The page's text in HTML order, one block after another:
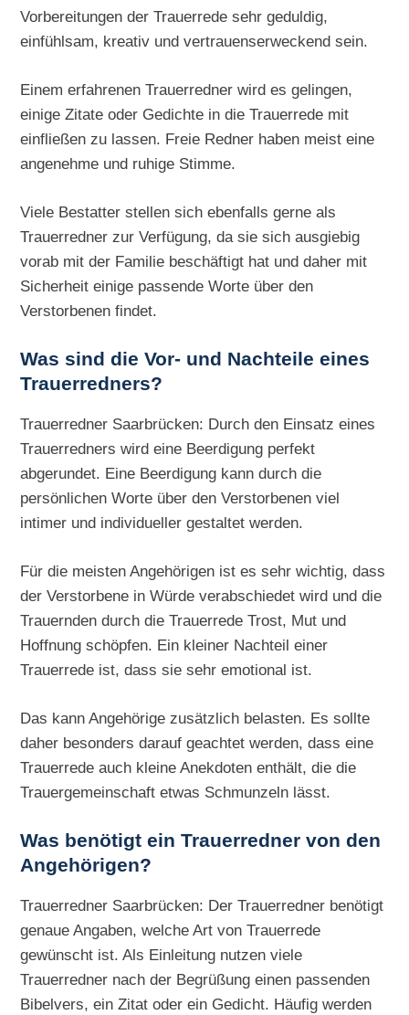
Vorbereitungen der Trauerrede sehr geduldig,
einfühlsam, kreativ und vertrauenserweckend sein.
Einem erfahrenen Trauerredner wird es gelingen,
einige Zitate oder Gedichte in die Trauerrede mit
einfließen zu lassen. Freie Redner haben meist eine
angenehme und ruhige Stimme.
Viele Bestatter stellen sich ebenfalls gerne als
Trauerredner zur Verfügung, da sie sich ausgiebig
vorab mit der Familie beschäftigt hat und daher mit
Sicherheit einige passende Worte über den
Verstorbenen findet.
Was sind die Vor- und Nachteile eines
Trauerredners?
Trauerredner Saarbrücken: Durch den Einsatz eines
Trauerredners wird eine Beerdigung perfekt
abgerundet. Eine Beerdigung kann durch die
persönlichen Worte über den Verstorbenen viel
intimer und individueller gestaltet werden.
Für die meisten Angehörigen ist es sehr wichtig, dass
der Verstorbene in Würde verabschiedet wird und die
Trauernden durch die Trauerrede Trost, Mut und
Hoffnung schöpfen. Ein kleiner Nachteil einer
Trauerrede ist, dass sie sehr emotional ist.
Das kann Angehörige zusätzlich belasten. Es sollte
daher besonders darauf geachtet werden, dass eine
Trauerrede auch kleine Anekdoten enthält, die die
Trauergemeinschaft etwas Schmunzeln lässt.
Was benötigt ein Trauerredner von den
Angehörigen?
Trauerredner Saarbrücken: Der Trauerredner benötigt
genaue Angaben, welche Art von Trauerrede
gewünscht ist. Als Einleitung nutzen viele
Trauerredner nach der Begrüßung einen passenden
Bibelvers, ein Zitat oder ein Gedicht. Häufig werden